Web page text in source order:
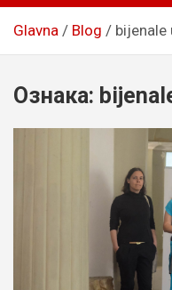
Glavna Blog
Ознака: